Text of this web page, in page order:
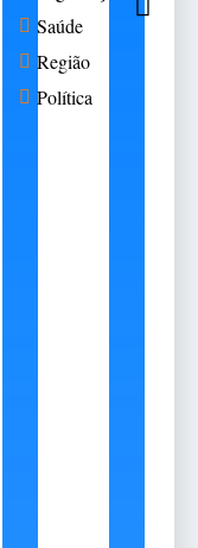
Saúde
Região
Política